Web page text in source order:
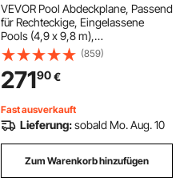
VEVOR Pool Abdeckplane, Passend
für Rechteckige, Eingelassene
Pools (4,9 x 9,8 m),
Sicherheitsabdeckung mit
Ablauflöchern, Blickdichte
Netzabdeckung für
Schwimmbecken,
Winterabdeckplane, Grün
(859)
27190€
Fast ausverkauft
Lieferung:sobald Mo. Aug. 10
Zum Warenkorb hinzufügen